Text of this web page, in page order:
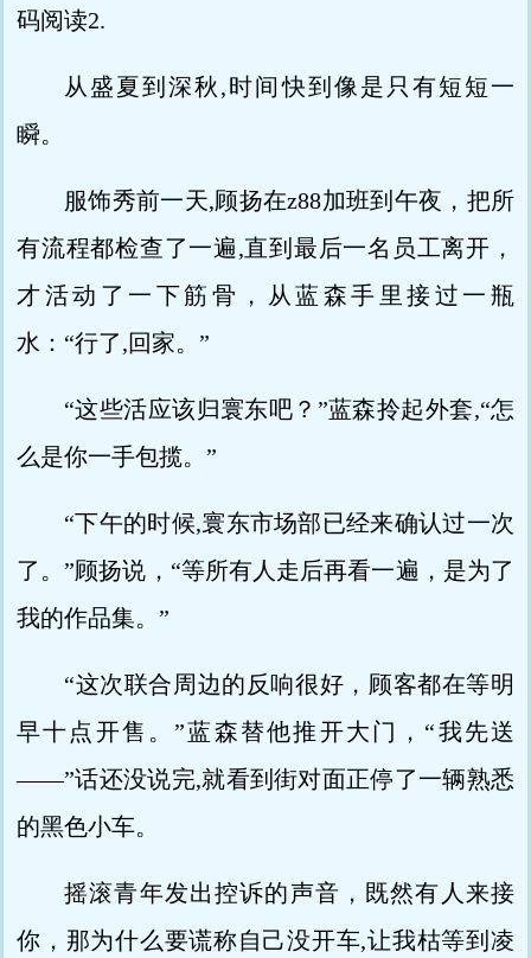
码阅读2.
从盛夏到深秋,时间快到像是只有短短一
瞬。
服饰秀前一天,顾扬在z88加班到午夜，把所
有流程都检查了一遍,直到最后一名员工离开，
才活动了一下筋骨，从蓝森手里接过一瓶
水：“行了,回家。”
“这些活应该归寰东吧？”蓝森拎起外套,“怎
么是你一手包揽。”
“下午的时候,寰东市场部已经来确认过一次
了。”顾扬说，“等所有人走后再看一遍，是为了
我的作品集。”
“这次联合周边的反响很好，顾客都在等明
早十点开售。”蓝森替他推开大门，“我先送
——”话还没说完,就看到街对面正停了一辆熟悉
的黑色小车。
摇滚青年发出控诉的声音，既然有人来接
你，那为什么要谎称自己没开车,让我枯等到凌